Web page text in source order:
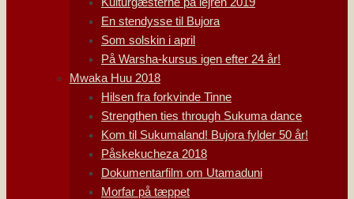
En stendysse til Bujora
Som solskin i april
På Warsha-kursus igen efter 24 år!
Mwaka Huu 2018
Hilsen fra forkvinde Tinne
Strengthen ties through Sukuma dance
Kom til Sukumaland! Bujora fylder 50 år!
Påskekucheza 2018
Dokumentarfilm om Utamaduni
Morfar på tæppet